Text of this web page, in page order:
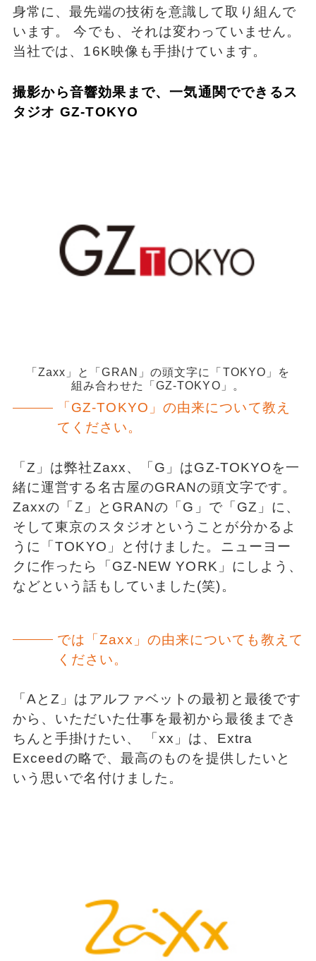
身常に、最先端の技術を意識して取り組んで
います。 今でも、それは変わっていません。
当社では、16K映像も手掛けています。
撮影から音響効果まで、一気通関でできるス
タジオ GZ-TOKYO
「Zaxx」と「GRAN」の頭文字に「TOKYO」を
組み合わせた「GZ-TOKYO」。
「GZ-TOKYO」の由来について教え
てください。
「Z」は弊社Zaxx、「G」はGZ-TOKYOを一
緒に運営する名古屋のGRANの頭文字です。
Zaxxの「Z」とGRANの「G」で「GZ」に、
そして東京のスタジオということが分かるよ
うに「TOKYO」と付けました。ニューヨー
クに作ったら「GZ-NEW YORK」にしよう、
などという話もしていました(笑)。
では「Zaxx」の由来についても教えて
ください。
「AとZ」はアルファベットの最初と最後です
から、いただいた仕事を最初から最後までき
ちんと手掛けたい、 「xx」は、Extra
Exceedの略で、最高のものを提供したいと
いう思いで名付けました。